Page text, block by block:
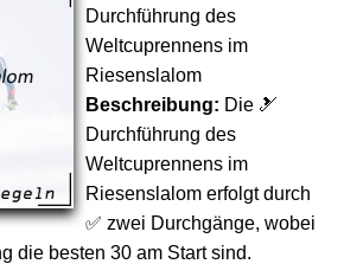
Durchführung des
Weltcuprennens im
Riesenslalom
Beschreibung: Die 🎿
Durchführung des
Weltcuprennens im
Riesenslalom erfolgt durch
✅ zwei Durchgänge, wobei
die besten 30 am Start sind.